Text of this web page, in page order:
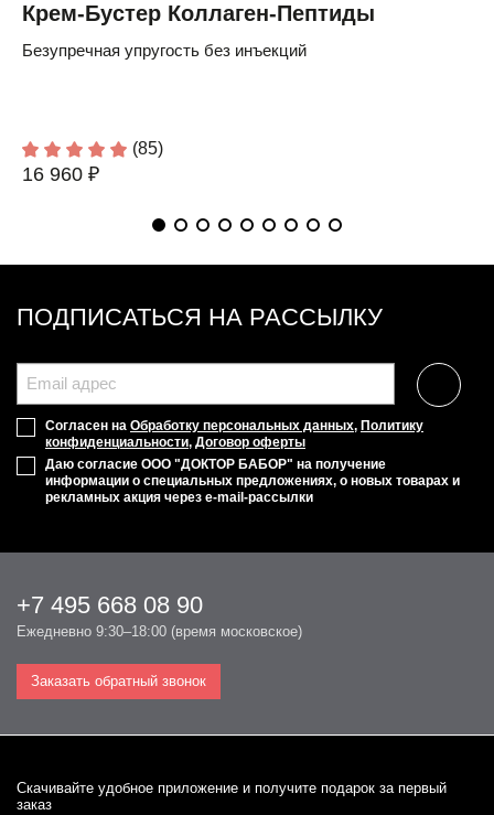
Крем-Бустер Коллаген-Пептиды
Безупречная упругость без инъекций
(85)
16 960 ₽
ПОДПИСАТЬСЯ НА РАССЫЛКУ
Согласен на Обработку персональных данных, Политику
конфиденциальности, Договор оферты
Даю согласие ООО "ДОКТОР БАБОР" на получение
информации о специальных предложениях, о новых товарах и
рекламных акция через e-mail-рассылки
+7 495 668 08 90
Ежедневно 9:30–18:00 (время московское)
Заказать обратный звонок
Cкачивайте удобное приложение и получите подарок за первый
заказ